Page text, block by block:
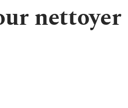
nettoyer